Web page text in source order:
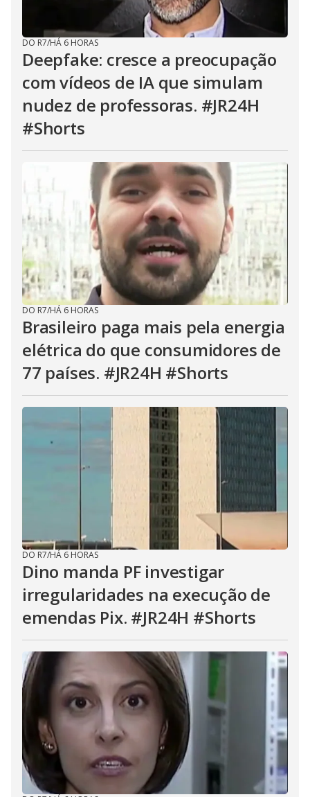
DO R7/HÁ 6 HORAS
Deepfake: cresce a preocupação
com vídeos de IA que simulam
nudez de professoras. #JR24H
#Shorts
DO R7/HÁ 6 HORAS
Brasileiro paga mais pela energia
elétrica do que consumidores de
77 países. #JR24H #Shorts
DO R7/HÁ 6 HORAS
Dino manda PF investigar
irregularidades na execução de
emendas Pix. #JR24H #Shorts